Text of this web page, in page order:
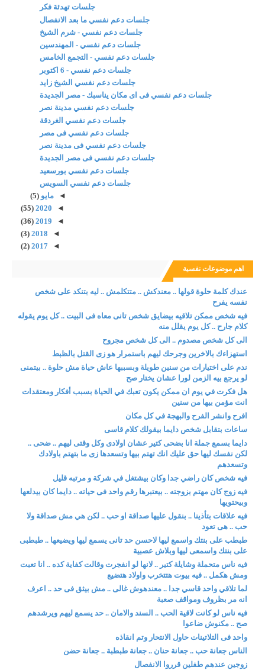
جلسات تهدئة فكر
جلسات دعم نفسي ما بعد الانفصال
جلسات دعم نفسي - شرم الشيخ
جلسات دعم نفسي - المهندسين
جلسات دعم نفسي - التجمع الخامس
جلسات دعم نفسي - 6 اكتوبر
جلسات دعم نفسي الشيخ زايد
جلسات دعم نفسي فى اى مكان يناسبك - مصر الجديدة
جلسات دعم نفسي مدينة نصر
جلسات دعم نفسي الغردقة
جلسات دعم نفسي فى مصر
جلسات دعم نفسي فى مدينة نصر
جلسات دعم نفسي فى مصر الجديدة
جلسات دعم نفسي بورسعيد
جلسات دعم نفسي السويس
◄مايو(5)
◄
2020
(55)
◄
2019
(36)
◄
2018
(3)
◄
2017
(2)
اهم موضوعات نفسية
عندك كلمة حلوة قولها .. معندكش .. متتكلمش .. ليه بتنكد على شخص
نفسه يفرح
فيه شخص ممكن تلاقيه بيضايق شخص تانى معاه فى البيت .. كل يوم يقوله
كلام جارح .. كل يوم يقلل منه
الى كل شخص مصدوم .. الى كل شخص مجروح
استهزاءك بالاخرين وجرحك ليهم باستمرار هو زى القتل بالظبط
ندم على اختيارات من سنين طويلة وبسببها عاش حياة مش حلوة .. بيتمنى
لو يرجع بيه الزمن لورا عشان يختار صح
هل فكرت في يوم ان ممكن يكون تعبك في الحياة بسبب أفكار ومعتقدات
انت مؤمن بيها من سنين
افرح وانشر الفرح والبهجة في كل مكان
ساعات بتقابل شخص دايما بيقولك كلام قاسى
دايما بسمع جملة انا بضحى كتير عشان اولادى وكل وقتى ليهم .. ضحى ..
لكن نفسك ليها حق عليك انك تهتم بيها وتسعدها زى ما بتهتم باولادك
وتسعدهم
فيه شخص كان راضي جدا وكان بيشتغل في شركة و مرتبه قليل
فيه زوج كان مهتم بزوجته .. بيعتبرها رقم واحد فى حياته .. دايما كان بيدلعها
وبيحتويها
فيه علاقات بتأذينا .. بنقول عليها صداقة او حب .. لكن هي مش صداقة ولا
حب .. هى تعود
طبطب على بنتك واسمع ليها لاحسن حد تانى يسمع ليها ويضيعها .. طبطبى
على بنتك واسمعى ليها وبلاش عصبية
فيه ناس متحملة وشايلة كتير .. لانها لو انفجرت وقالت كفاية كده .. انا تعبت
ومش هكمل .. فيه بيوت هتتخرب واولاد هتضيع
لما تلاقي واحد قاسي جدا .. معندهوش غالى .. مش بيثق فى حد .. اعرف
انه مر بظروف ومواقف صعبة
فيه ناس لو كانت لاقية الحب .. السند والامان .. حد يسمع ليهم ويرشدهم
صح .. مكنوش ضاعوا
واحد فى التلاتينات حاول الانتحار وتم انقاذه
الناس جعانة حب .. جعانة حنان .. جعانة طبطبة .. جعانة حضن
زوجين عندهم طفلين قرروا الانفصال